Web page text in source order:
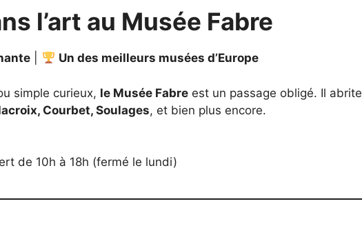
l’art au Musée Fabre
Un des meilleurs musées d’Europe
simple curieux, le Musée Fabre est un passage obligé. Il abrite
Courbet, Soulages, et bien plus encore.
de 10h à 18h (fermé le lundi)